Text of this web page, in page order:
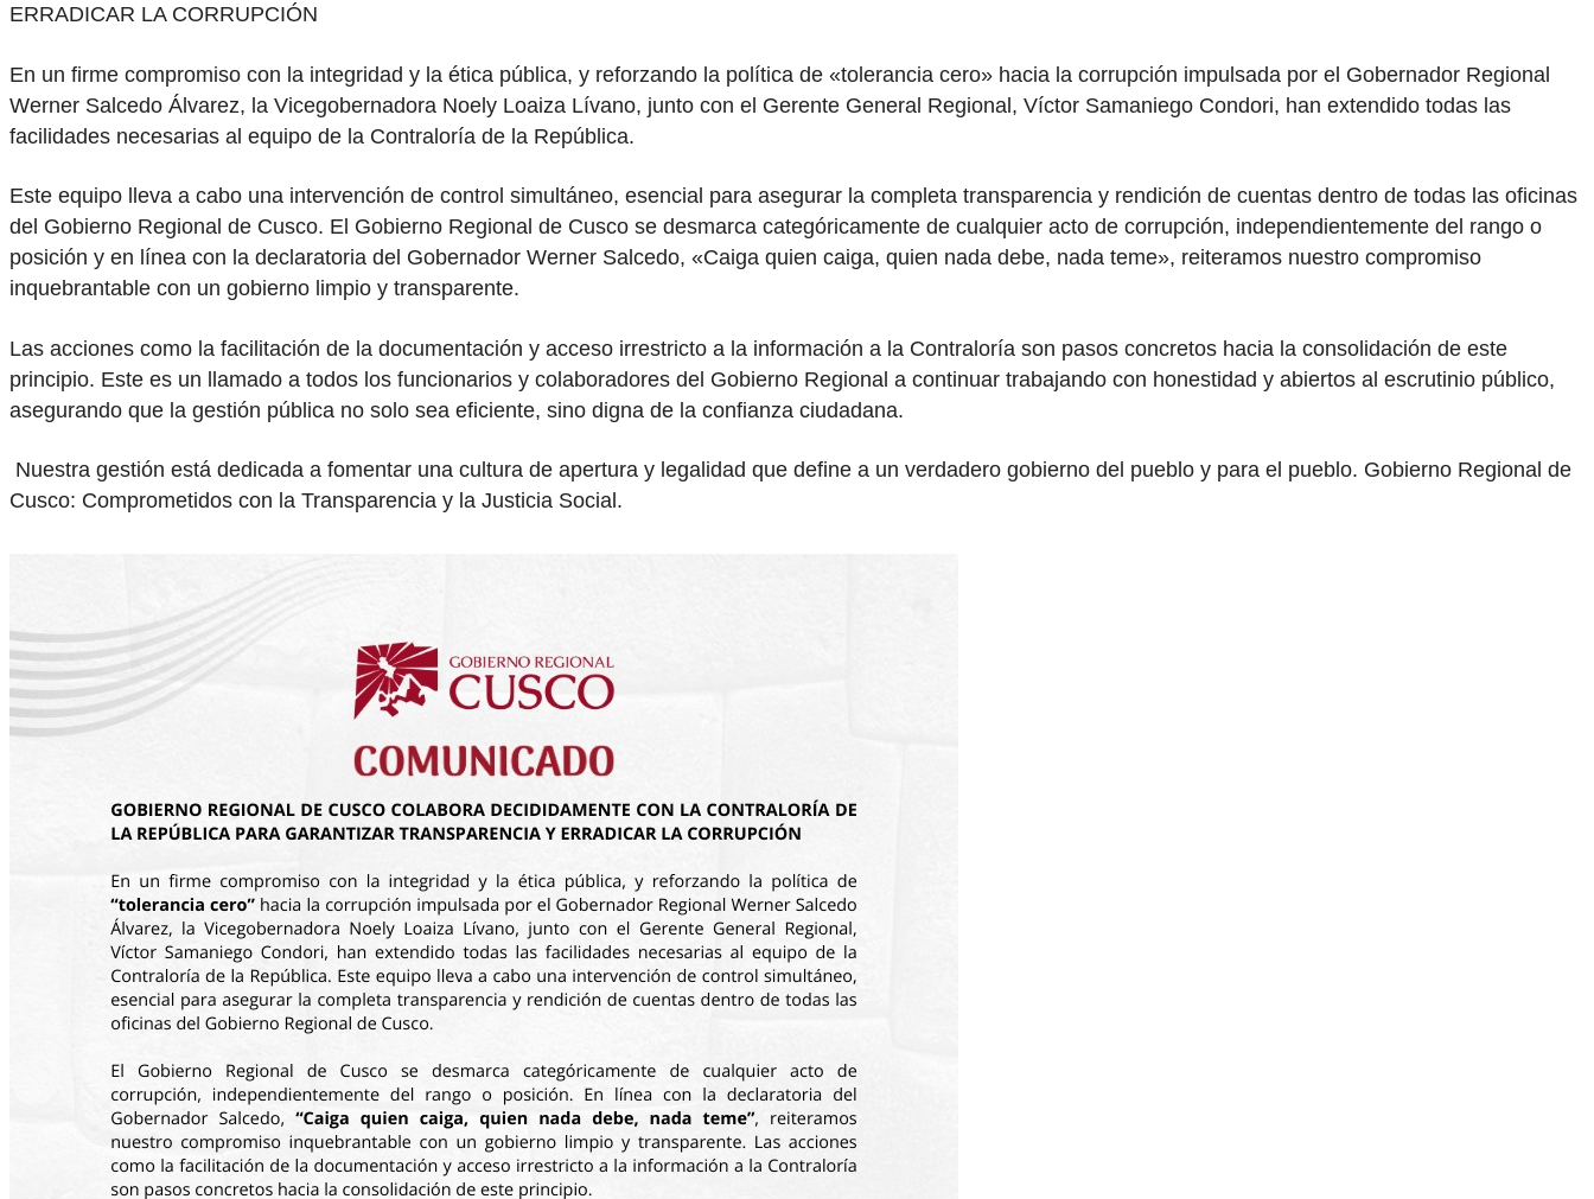
ERRADICAR LA CORRUPCIÓN
En un firme compromiso con la integridad y la ética pública, y reforzando la política de «tolerancia cero» hacia la corrupción impulsada por el Gobernador Regional
Werner Salcedo Álvarez, la Vicegobernadora Noely Loaiza Lívano, junto con el Gerente General Regional, Víctor Samaniego Condori, han extendido todas las
facilidades necesarias al equipo de la Contraloría de la República.
Este equipo lleva a cabo una intervención de control simultáneo, esencial para asegurar la completa transparencia y rendición de cuentas dentro de todas las oficinas
del Gobierno Regional de Cusco. El Gobierno Regional de Cusco se desmarca categóricamente de cualquier acto de corrupción, independientemente del rango o
posición y en línea con la declaratoria del Gobernador Werner Salcedo, «Caiga quien caiga, quien nada debe, nada teme», reiteramos nuestro compromiso
inquebrantable con un gobierno limpio y transparente.
Las acciones como la facilitación de la documentación y acceso irrestricto a la información a la Contraloría son pasos concretos hacia la consolidación de este
principio. Este es un llamado a todos los funcionarios y colaboradores del Gobierno Regional a continuar trabajando con honestidad y abiertos al escrutinio público,
asegurando que la gestión pública no solo sea eficiente, sino digna de la confianza ciudadana.
Nuestra gestión está dedicada a fomentar una cultura de apertura y legalidad que define a un verdadero gobierno del pueblo y para el pueblo. Gobierno Regional de
Cusco: Comprometidos con la Transparencia y la Justicia Social.